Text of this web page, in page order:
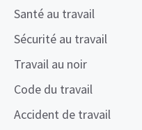
Santé au travail
Sécurité au travail
Travail au noir
Code du travail
Accident de travail